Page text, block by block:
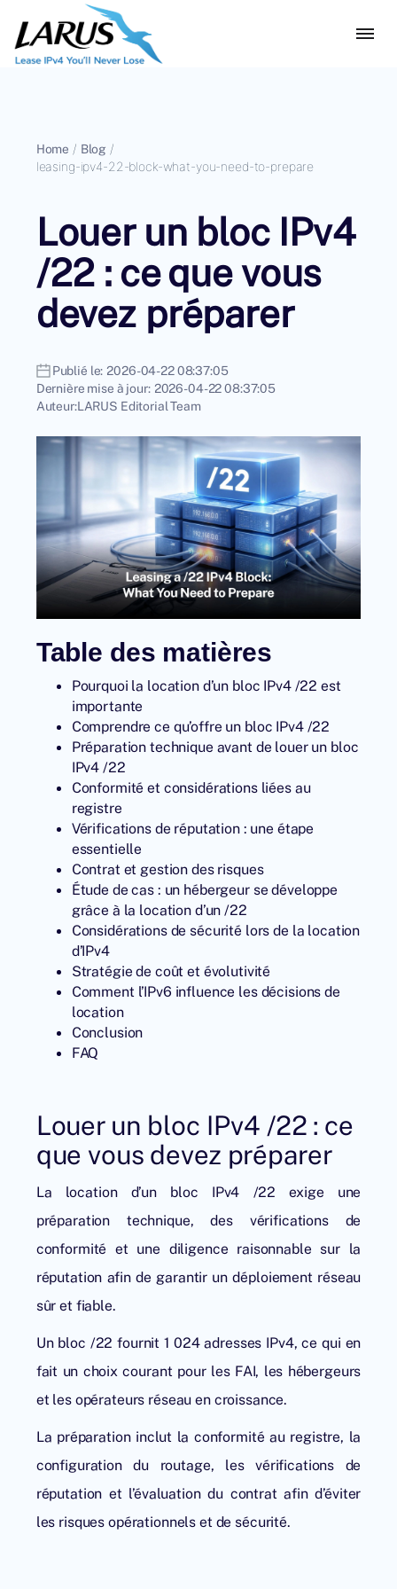
Home / Blog /
leasing-ipv4-22-block-what-you-need-to-prepare
Louer un bloc IPv4
/22 : ce que vous
devez préparer
Publié le: 2026-04-22 08:37:05
Dernière mise à jour: 2026-04-22 08:37:05
Auteur:LARUS Editorial Team
Table des matières
Pourquoi la location d’un bloc IPv4 /22 est
importante
Comprendre ce qu’offre un bloc IPv4 /22
Préparation technique avant de louer un bloc
IPv4 /22
Conformité et considérations liées au
registre
Vérifications de réputation : une étape
essentielle
Contrat et gestion des risques
Étude de cas : un hébergeur se développe
grâce à la location d’un /22
Considérations de sécurité lors de la location
d’IPv4
Stratégie de coût et évolutivité
Comment l’IPv6 influence les décisions de
location
Conclusion
FAQ
Louer un bloc IPv4 /22 : ce
que vous devez préparer
La location d’un bloc IPv4 /22 exige une
préparation technique, des vérifications de
conformité et une diligence raisonnable sur la
réputation afin de garantir un déploiement réseau
sûr et fiable.
Un bloc /22 fournit 1 024 adresses IPv4, ce qui en
fait un choix courant pour les FAI, les hébergeurs
et les opérateurs réseau en croissance.
La préparation inclut la conformité au registre, la
configuration du routage, les vérifications de
réputation et l’évaluation du contrat afin d’éviter
les risques opérationnels et de sécurité.